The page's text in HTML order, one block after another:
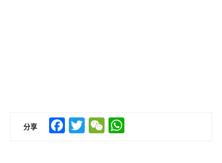
分享 Facebook
TwitterWeChat